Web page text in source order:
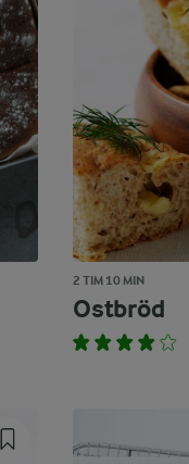
2 TIM 10 MIN
Ostbröd